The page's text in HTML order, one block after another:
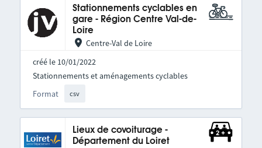
Stationnements cyclables en
gare - Région Centre Val-de-
Loire
Centre-Val de Loire
créé le 10/01/2022
Format csv
Stationnements et aménagements cyclables
Lieux de covoiturage -
Département du Loiret